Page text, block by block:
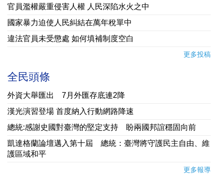
官員濫權嚴重侵害人權 人民深陷水火之中
國家暴力迫使人民糾結在萬年稅單中
違法官員未受懲處 如何填補制度空白
更多投稿
全民頭條
外資大舉匯出 7月外匯存底連2降
漢光演習登場 首度納入行動網路降速
總統:感謝史國對臺灣的堅定支持 盼兩國邦誼穩固向前
凱達格蘭論壇邁入第十屆 總統：臺灣將守護民主自由、維
護區域和平
更多報導